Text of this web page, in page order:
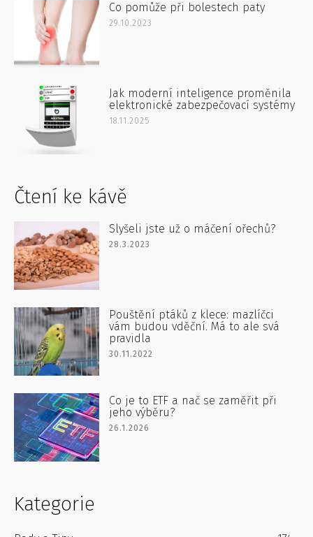
Co pomůže při bolestech paty
29.10.2023
Jak moderní inteligence proměnila
elektronické zabezpečovací systémy
18.11.2025
Čtení ke kávě
Slyšeli jste už o máčení ořechů?
28.3.2023
Pouštění ptáků z klece: mazlíčci
vám budou vděční. Má to ale svá
pravidla
30.11.2022
Co je to ETF a nač se zaměřit při
jeho výběru?
26.1.2026
Kategorie